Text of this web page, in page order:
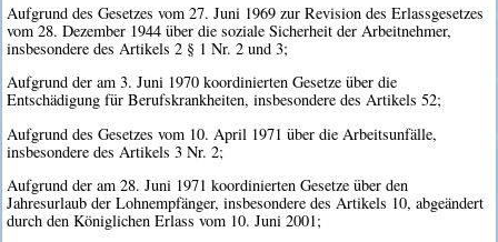
Aufgrund des Gesetzes vom 27. Juni 1969 zur Revision des Erlassgesetzes
vom 28. Dezember 1944 über die soziale Sicherheit der Arbeitnehmer,
insbesondere des Artikels 2 § 1 Nr. 2 und 3;
Aufgrund der am 3. Juni 1970 koordinierten Gesetze über die
Entschädigung für Berufskrankheiten, insbesondere des Artikels 52;
Aufgrund des Gesetzes vom 10. April 1971 über die Arbeitsunfälle,
insbesondere des Artikels 3 Nr. 2;
Aufgrund der am 28. Juni 1971 koordinierten Gesetze über den
Jahresurlaub der Lohnempfänger, insbesondere des Artikels 10, abgeändert
durch den Königlichen Erlass vom 10. Juni 2001;